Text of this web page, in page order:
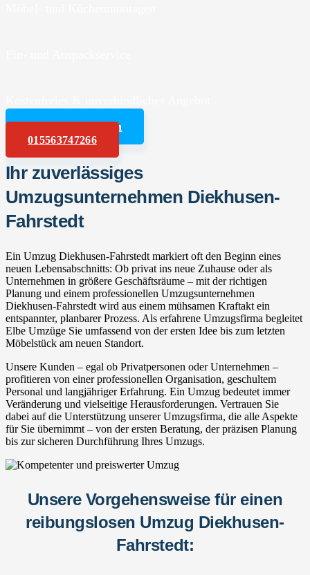
Angebot anfordern
015563747266
Ihr zuverlässiges
Umzugsunternehmen Diekhusen-
Fahrstedt
Ein Umzug Diekhusen-Fahrstedt markiert oft den Beginn eines
neuen Lebensabschnitts: Ob privat ins neue Zuhause oder als
Unternehmen in größere Geschäftsräume – mit der richtigen
Planung und einem professionellen Umzugsunternehmen
Diekhusen-Fahrstedt wird aus einem mühsamen Kraftakt ein
entspannter, planbarer Prozess. Als erfahrene Umzugsfirma begleitet
Elbe Umzüge Sie umfassend von der ersten Idee bis zum letzten
Möbelstück am neuen Standort.
Unsere Kunden – egal ob Privatpersonen oder Unternehmen –
profitieren von einer professionellen Organisation, geschultem
Personal und langjähriger Erfahrung. Ein Umzug bedeutet immer
Veränderung und vielseitige Herausforderungen. Vertrauen Sie
dabei auf die Unterstützung unserer Umzugsfirma, die alle Aspekte
für Sie übernimmt – von der ersten Beratung, der präzisen Planung
bis zur sicheren Durchführung Ihres Umzugs.
Unsere Vorgehensweise für einen
reibungslosen Umzug Diekhusen-
Fahrstedt: